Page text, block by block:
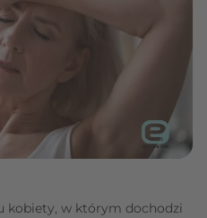
kobiety, w którym dochodzi